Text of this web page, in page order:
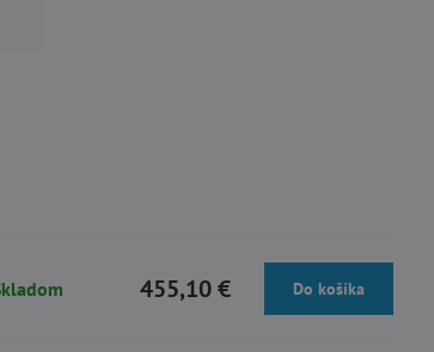
455,10 € Do košíka